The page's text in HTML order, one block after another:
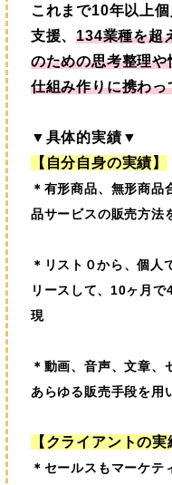
これまで10年以上
支援、134業種を超
のための思考整理
仕組み作りに携わっ
▼具体的実績▼
【自分自身の実績】
＊有形商品、無形商
品サービスの販売方法
＊ リスト０から、個人
リースして、10ヶ月
現
＊動画、音声、文章、
あらゆる販売手段を用
【クライアントの実
＊ セールスもマーケテ